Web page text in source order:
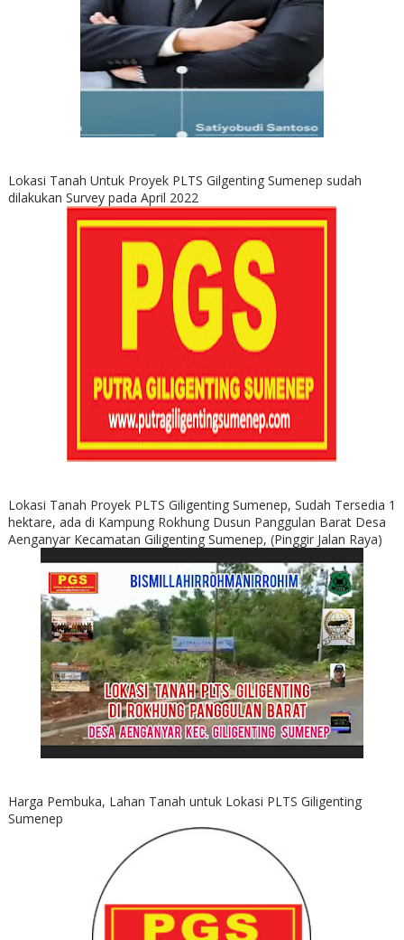
Lokasi Tanah Untuk Proyek PLTS Gilgenting Sumenep sudah
dilakukan Survey pada April 2022
Lokasi Tanah Proyek PLTS Giligenting Sumenep, Sudah Tersedia 1
hektare, ada di Kampung Rokhung Dusun Panggulan Barat Desa
Aenganyar Kecamatan Giligenting Sumenep, (Pinggir Jalan Raya)
Harga Pembuka, Lahan Tanah untuk Lokasi PLTS Giligenting
Sumenep